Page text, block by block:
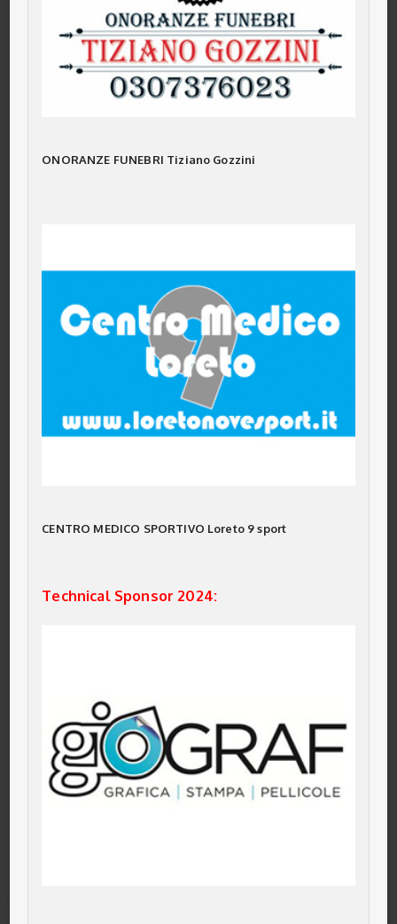
ONORANZE FUNEBRI Tiziano Gozzini
CENTRO MEDICO SPORTIVO Loreto 9 sport
Technical Sponsor 2024: